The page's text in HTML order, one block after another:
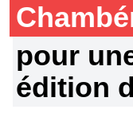
pour
édition